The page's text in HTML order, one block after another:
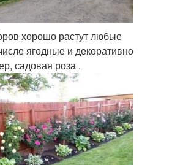
хорошо растут любые
ягодные и декоративно
садовая роза .